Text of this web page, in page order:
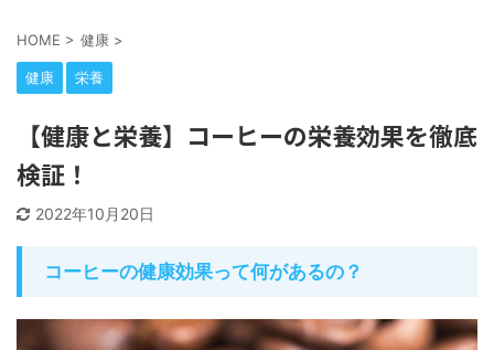
HOME > 健康 >
健康 栄養
【健康と栄養】コーヒーの栄養効果を徹底
検証！
2022年10月20日
コーヒーの健康効果って何があるの？